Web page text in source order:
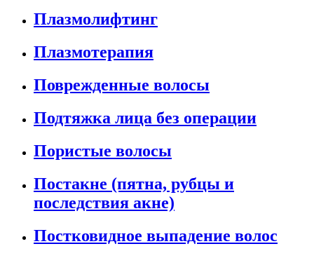
Плазмолифтинг
Плазмотерапия
Поврежденные волосы
Подтяжка лица без операции
Пористые волосы
Постакне (пятна, рубцы и
последствия акне)
Постковидное выпадение волос